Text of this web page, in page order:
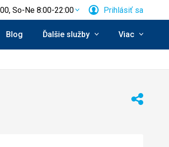
So-Ne 8:00-22:00 Prihlásiť sa
Blog Ďalšie služby Viac
Zdieľať